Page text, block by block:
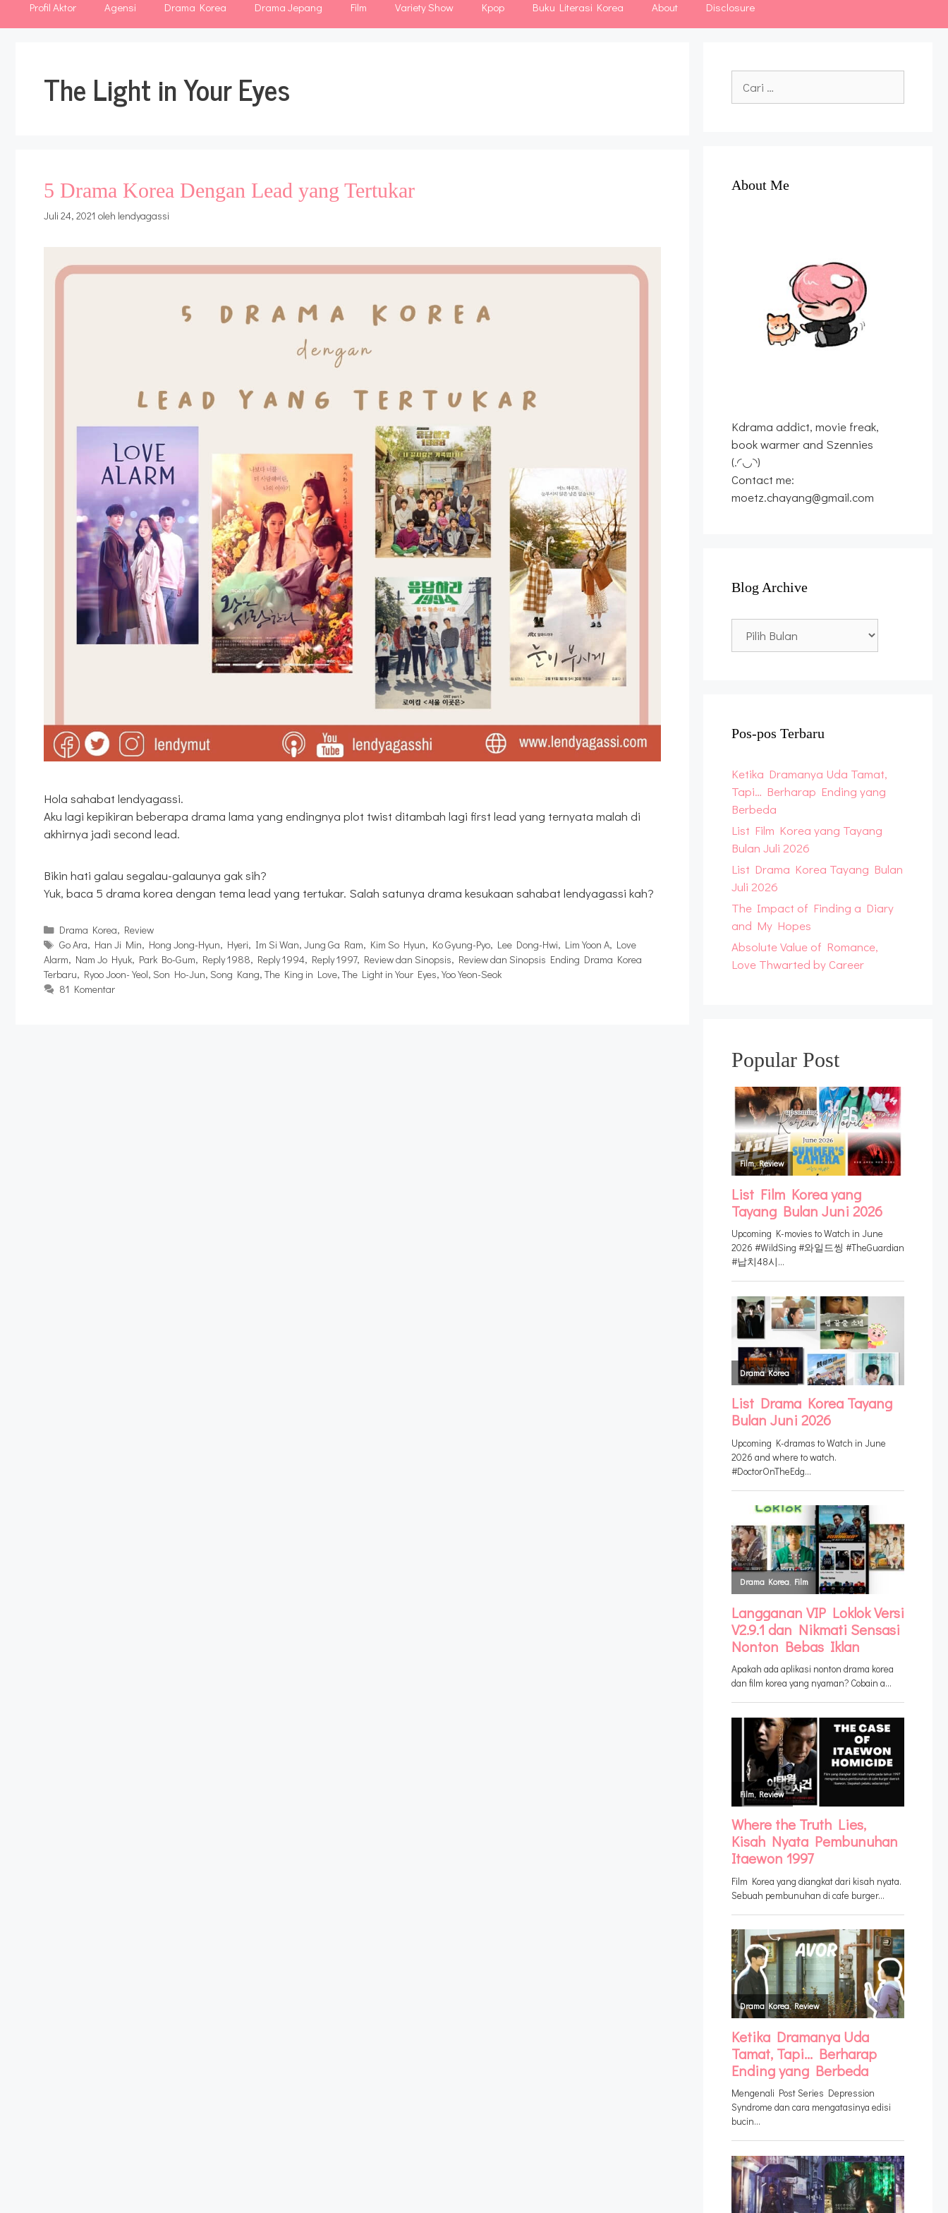
Profil Aktor Agensi Drama Korea Drama Jepang Film Variety Show Kpop Buku Literasi Korea About Disclosure
The Light in Your Eyes
5 Drama Korea Dengan Lead yang Tertukar
Juli 24, 2021 oleh lendyagassi
Hola sahabat lendyagassi.
Aku lagi kepikiran beberapa drama lama yang endingnya plot twist ditambah lagi first lead yang ternyata malah di
akhirnya jadi second lead.
Bikin hati galau segalau-galaunya gak sih?
Yuk, baca 5 drama korea dengan tema lead yang tertukar. Salah satunya drama kesukaan sahabat lendyagassi kah?
Kategori
Drama Korea, Review
Tag
Go Ara, Han Ji Min, Hong Jong-Hyun, Hyeri, Im Si Wan, Jung Ga Ram, Kim So Hyun, Ko Gyung-Pyo, Lee Dong-Hwi, Lim Yoon A, Love
Alarm, Nam Jo Hyuk, Park Bo-Gum, Reply 1988, Reply 1994, Reply 1997, Review dan Sinopsis, Review dan Sinopsis Ending Drama Korea
Terbaru, Ryoo Joon-Yeol, Son Ho-Jun, Song Kang, The King in Love, The Light in Your Eyes, Yoo Yeon-Seok
81 Komentar
untuk:
About Me
Kdrama addict, movie freak,
book warmer and Szennies
(.◜◡◝)
Contact me:
moetz.chayang@gmail.com
Blog Archive
Archive
Pos-pos Terbaru
Ketika Dramanya Uda Tamat,
Tapi… Berharap Ending yang
Berbeda
List Film Korea yang Tayang
Bulan Juli 2026
List Drama Korea Tayang Bulan
Juli 2026
The Impact of Finding a Diary
and My Hopes
Absolute Value of Romance,
Love Thwarted by Career
Popular Post